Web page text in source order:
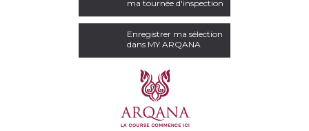
ma tournée d'inspection
Enregistrer ma sélection
dans MY ARQANA